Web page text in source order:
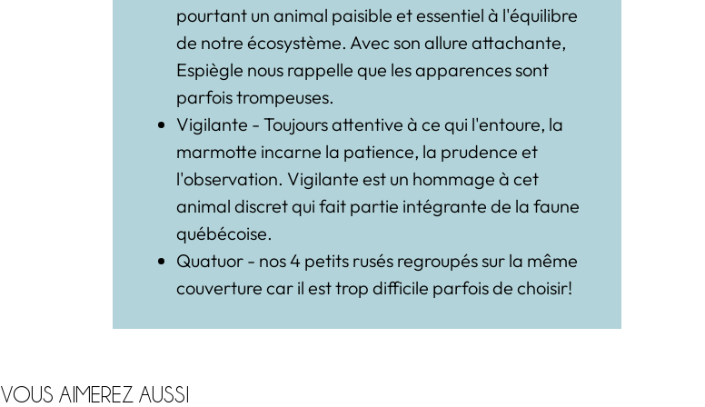
pourtant un animal paisible et essentiel à l'équilibre
de notre écosystème. Avec son allure attachante,
Espiègle nous rappelle que les apparences sont
parfois trompeuses.
Vigilante - Toujours attentive à ce qui l'entoure, la
marmotte incarne la patience, la prudence et
l'observation. Vigilante est un hommage à cet
animal discret qui fait partie intégrante de la faune
québécoise.
Quatuor - nos 4 petits rusés regroupés sur la même
couverture car il est trop difficile parfois de choisir!
VOUS AIMEREZ AUSSI